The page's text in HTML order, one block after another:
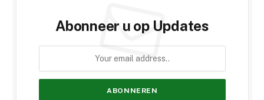
Abonneer u op Updates